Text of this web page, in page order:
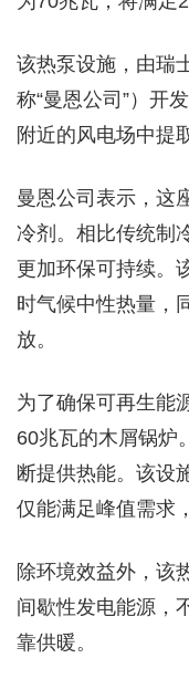
该热泵设施，由瑞
称“曼恩公司”）开
附近的风电场中提
曼恩公司表示，这
冷剂。相比传统制
更加环保可持续。
时气候中性热量，
放。
为了确保可再生能
60兆瓦的木屑锅炉
断提供热能。该设
仅能满足峰值需求
除环境效益外，该
间歇性发电能源，
靠供暖。